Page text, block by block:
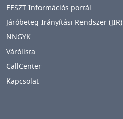
EESZT Információs portál
Járóbeteg Irányítási Rendszer (JIR)
NNGYK
Várólista
CallCenter
Kapcsolat